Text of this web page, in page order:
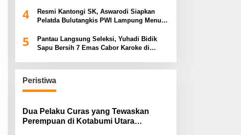
Piala Gubernur Lampung
4
Resmi Kantongi SK, Aswarodi Siapkan
Pelatda Bulutangkis PWI Lampung Menuju
5
Pantau Langsung Seleksi, Yuhadi Bidik
Sapu Bersih 7 Emas Cabor Karoke di
Peristiwa
Dua Pelaku Curas yang Tewaskan
Perempuan di Kotabumi Utara